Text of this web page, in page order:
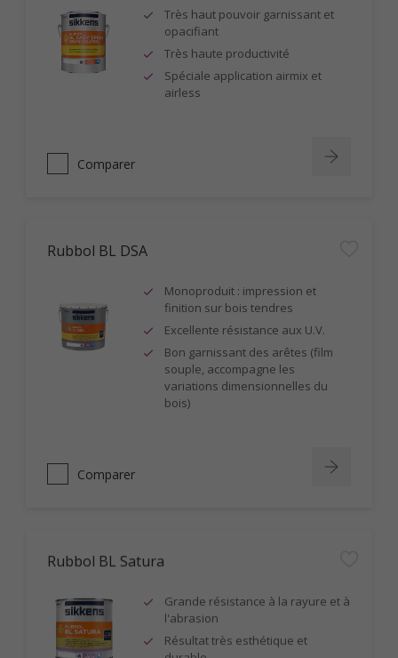
Très haut pouvoir garnissant et
opacifiant
Très haute productivité
Spéciale application airmix et
airless
Comparer
Rubbol BL DSA
Monoproduit : impression et
finition sur bois tendres
Excellente résistance aux U.V.
Bon garnissant des arêtes (film
souple, accompagne les
variations dimensionnelles du
bois)
Comparer
Rubbol BL Satura
Grande résistance à la rayure et à
l'abrasion
Résultat très esthétique et